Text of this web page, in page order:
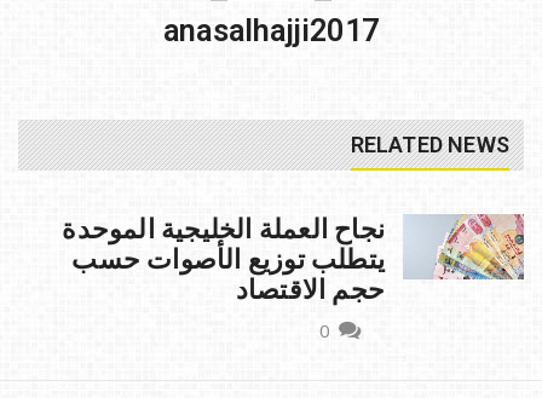
anasalhajji2017
RELATED NEWS
نجاح العملة الخليجية الموحدة
يتطلب توزيع الأصوات حسب
حجم الاقتصاد
0